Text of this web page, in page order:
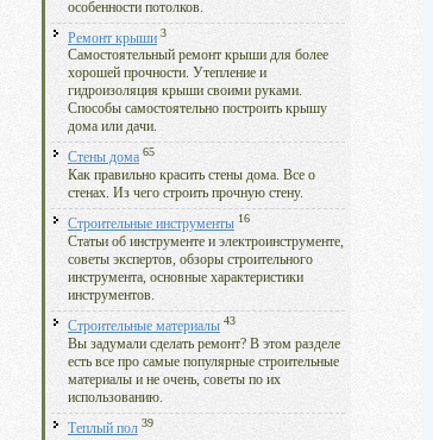
особенности потолков.
Ремонт крыши 3
Самостоятельный ремонт крыши для более
хорошей прочности. Утепление и
гидроизоляция крыши своими руками.
Способы самостоятельно построить крышу
дома или дачи.
Стены дома 65
Как правильно красить стены дома. Все о
стенах. Из чего строить прочную стену.
Строительные инструменты 16
Статьи об инструменте и электроинструменте,
советы экспертов, обзоры строительного
инструмента, основные характеристики
инструментов.
Строительные материалы 43
Вы задумали сделать ремонт? В этом разделе
есть все про самые популярные строительные
материалы и не очень, советы по их
использованию.
Теплый пол 39